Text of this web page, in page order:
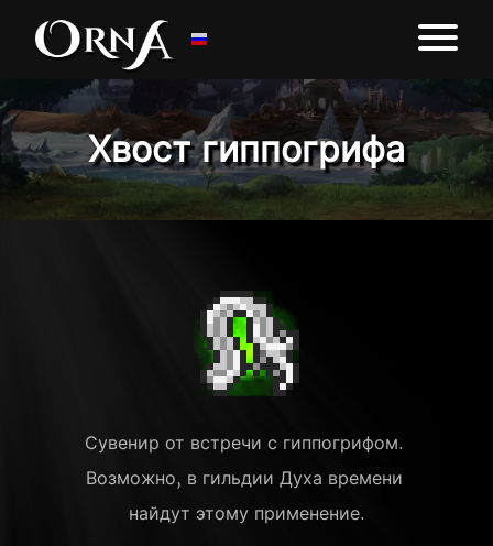
Хвост гиппогрифа
Сувенир от встречи с гиппогрифом.
Возможно, в гильдии Духа времени
найдут этому применение.